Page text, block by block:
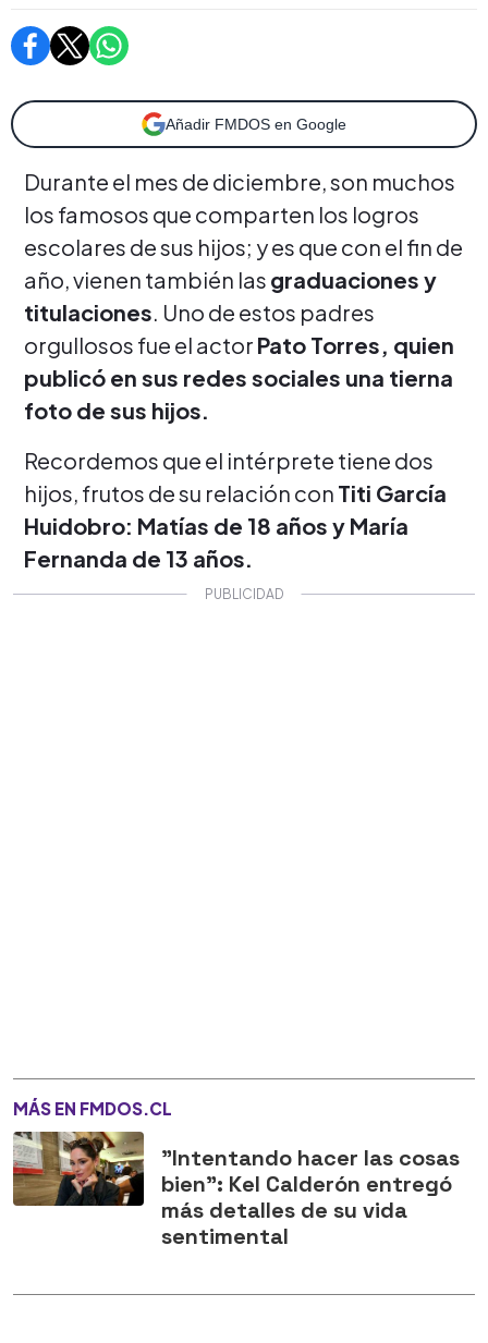
Añadir FMDOS en Google
Durante el mes de diciembre, son muchos
los famosos que comparten los logros
escolares de sus hijos; y es que con el fin de
año, vienen también las graduaciones y
titulaciones. Uno de estos padres
orgullosos fue el actor Pato Torres, quien
publicó en sus redes sociales una tierna
foto de sus hijos.
Recordemos que el intérprete tiene dos
hijos, frutos de su relación con Titi García
Huidobro: Matías de 18 años y María
Fernanda de 13 años.
MÁS EN FMDOS.CL
"Intentando hacer las cosas
bien": Kel Calderón entregó
más detalles de su vida
sentimental